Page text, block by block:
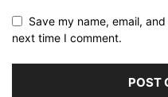
Save my name, email,
next time I comment.